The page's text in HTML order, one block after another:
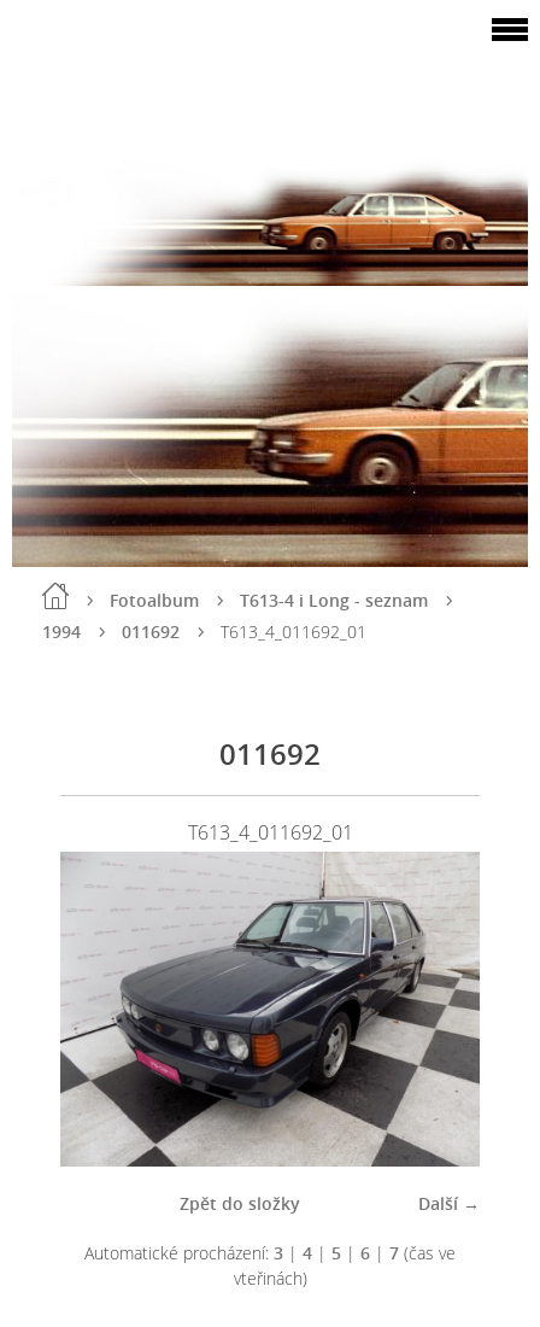
Fotoalbum
T613-4 i Long - seznam
1994
011692 T613_4_011692_01
011692
T613_4_011692_01
Další →
Zpět do složky
Automatické procházení: 3 | 4 | 5 | 6 | 7 (čas ve
vteřinách)